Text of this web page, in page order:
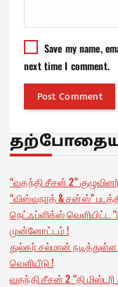
Save my name,
next time I comment.
தற்போதைய
“வதந்தி சீசன் 2”
“விஸ்வநாத் & சன்ஸ்”
நெட்ஃப்ளிக்ஸ் வெளியிட்ட
முன்னோட்டம் !
துல்கர் சல்மான் நடித்துள்ள
வெளியீடு !
வதந்தி சீசன் 2 “தி